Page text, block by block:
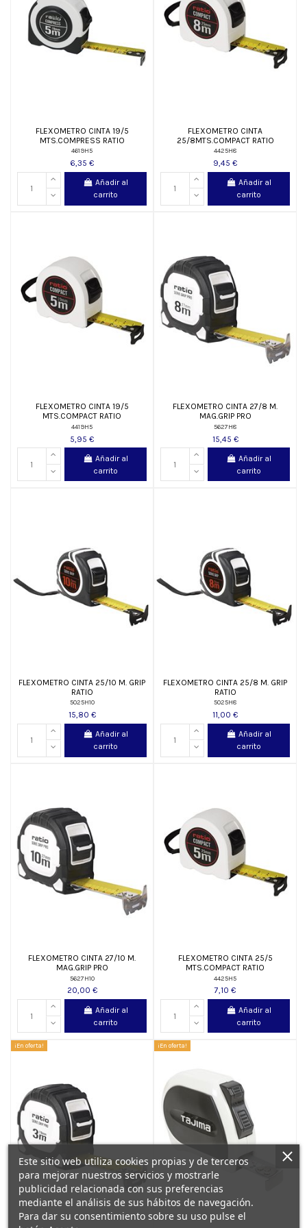
FLEXOMETRO CINTA 19/5
MTS.COMPRESS RATIO
4619H5
6,35 €
Añadir al
carrito
FLEXOMETRO CINTA
25/8MTS.COMPACT RATIO
4425H8
9,45 €
Añadir al
carrito
FLEXOMETRO CINTA 19/5
MTS.COMPACT RATIO
4419H5
5,95 €
Añadir al
carrito
FLEXOMETRO CINTA 27/8 M.
MAG.GRIP PRO
5627H8
15,45 €
Añadir al
carrito
FLEXOMETRO CINTA 25/10 M. GRIP
RATIO
5025H10
15,80 €
Añadir al
carrito
FLEXOMETRO CINTA 25/8 M. GRIP
RATIO
5025H8
11,00 €
Añadir al
carrito
FLEXOMETRO CINTA 27/10 M.
MAG.GRIP PRO
5627H10
20,00 €
Añadir al
carrito
FLEXOMETRO CINTA 25/5
MTS.COMPACT RATIO
4425H5
7,10 €
Añadir al
carrito
¡En oferta! ¡En oferta!
Este sitio web utiliza cookies propias y de terceros
para mejorar nuestros servicios y mostrarle
publicidad relacionada con sus preferencias
mediante el análisis de sus hábitos de navegación.
Para dar su consentimiento sobre su uso pulse el